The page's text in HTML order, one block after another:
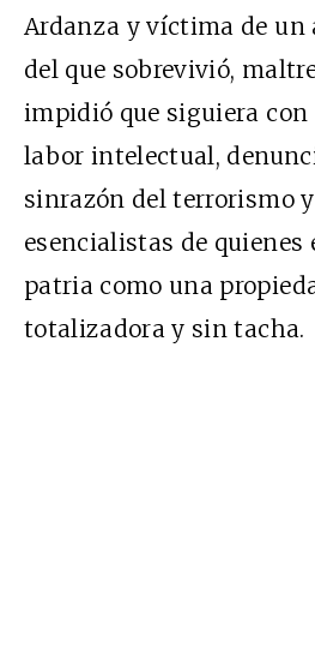
Ardanza y víctima de un
del que sobrevivió,
impidió que siguiera con
labor intelectual,
sinrazón del terrorismo y
esencialistas de quienes
patria como una
totalizadora y sin tacha.